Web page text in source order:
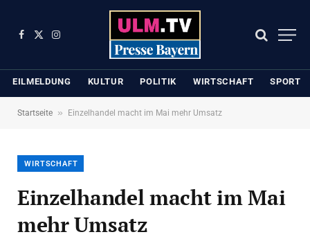
Facebook
X
Instagram
EILMELDUNG KULTUR POLITIK WIRTSCHAFT SPORT
Startseite » Einzelhandel macht im Mai mehr Umsatz
WIRTSCHAFT
Einzelhandel macht im Mai
mehr Umsatz